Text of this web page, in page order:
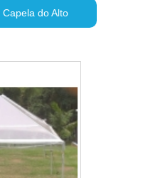
do Alto